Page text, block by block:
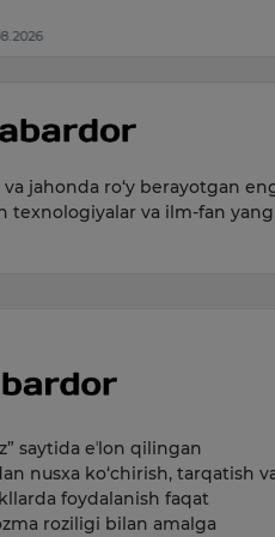
va jahonda ro‘y berayotgan
texnologiyalar va ilm-fan
saytida eʼlon qilingan
nusxa ko‘chirish, tarqatish
foydalanish faqat
roziligi bilan amalga